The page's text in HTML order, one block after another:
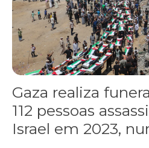
Gaza realiza
112 pessoas
Israel em 2023,